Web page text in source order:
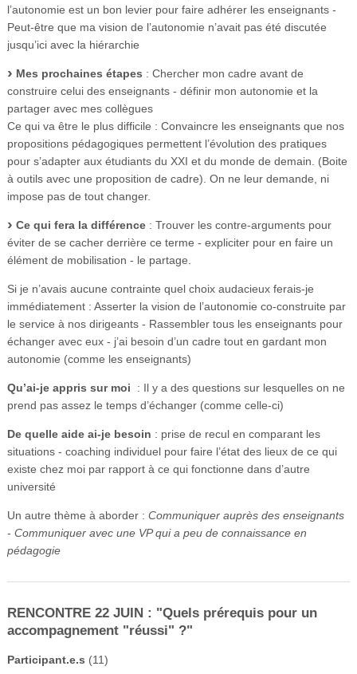
l’autonomie est un bon levier pour faire adhérer les enseignants -
Peut-être que ma vision de l’autonomie n’avait pas été discutée
jusqu’ici avec la hiérarchie
Mes prochaines étapes : Chercher mon cadre avant de
construire celui des enseignants - définir mon autonomie et la
partager avec mes collègues
Ce qui va être le plus difficile : Convaincre les enseignants que nos
propositions pédagogiques permettent l’évolution des pratiques
pour s’adapter aux étudiants du XXI et du monde de demain. (Boite
à outils avec une proposition de cadre). On ne leur demande, ni
impose pas de tout changer.
Ce qui fera la différence: Trouver les contre-arguments pour
éviter de se cacher derrière ce terme - expliciter pour en faire un
élément de mobilisation - le partage.
Si je n’avais aucune contrainte quel choix audacieux ferais-je
immédiatement : Asserter la vision de l’autonomie co-construite par
le service à nos dirigeants - Rassembler tous les enseignants pour
échanger avec eux - j’ai besoin d’un cadre tout en gardant mon
autonomie (comme les enseignants)
Qu’ai-je appris sur moi
: Il y a des questions sur lesquelles on ne
prend pas assez le temps d’échanger (comme celle-ci)
De quelle aide ai-je besoin : prise de recul en comparant les
situations - coaching individuel pour faire l’état des lieux de ce qui
existe chez moi par rapport à ce qui fonctionne dans d’autre
université
Un autre thème à aborder : Communiquer auprès des enseignants
- Communiquer avec une VP qui a peu de connaissance en
pédagogie
RENCONTRE 22 JUIN : "Quels prérequis pour un
accompagnement "réussi" ?"
Participant.e.s (11)